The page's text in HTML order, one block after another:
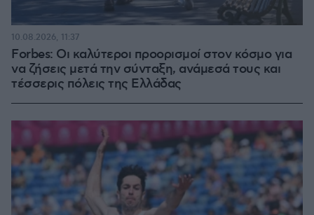
Forbes: Οι καλύτεροι προορισμοί στον κόσμο για
να ζήσεις μετά την σύνταξη, ανάμεσά τους και
τέσσερις πόλεις της Ελλάδας
10.08.2026, 11:37